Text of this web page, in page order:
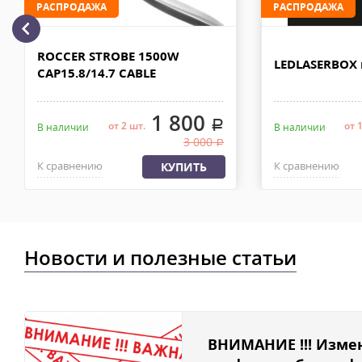
Доставка по Москве, МО и России - EMS ПОЧТА РОССИИ
в течении 2-4х рабочих дней с момента 100% предоплаты,
РАСПРОДАЖА
ROCCER STROBE 1500W
CAP15.8/14.7 CABLE
В наличии от 2 шт.1 800 .
3 000.
К сравнению КУПИТЬ
РАСПРОДАЖА
В наличии от
К сравнению
Новости и полезные статьи
ВНИМАНИЕ !!!